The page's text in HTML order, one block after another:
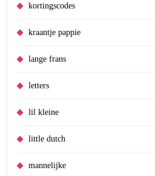
kortingscodes
kraantje pappie
lange frans
letters
lil kleine
little dutch
mannelijke